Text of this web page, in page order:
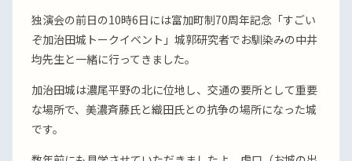
独演会の前日の10時6日には富加町制70周年記念「すごい
ぞ加治田城トークイベント」城郭研究者でお馴染みの中井
均先生と一緒に行ってきました。
加治田城は濃尾平野の北に位地し、交通の要所として重要
な場所で、美濃斉藤氏と織田氏との抗争の場所になった城
です。